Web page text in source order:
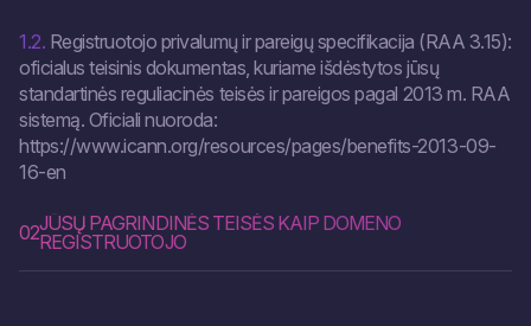
1.2. Registruotojo privalumų ir pareigų specifikacija (RAA 3.15):
oficialus teisinis dokumentas, kuriame išdėstytos jūsų
standartinės reguliacinės teisės ir pareigos pagal 2013 m. RAA
sistemą. Oficiali nuoroda:
https://www.icann.org/resources/pages/benefits-2013-09-
16-en
02JŪSŲ PAGRINDINĖS TEISĖS KAIP DOMENO
REGISTRUOTOJO